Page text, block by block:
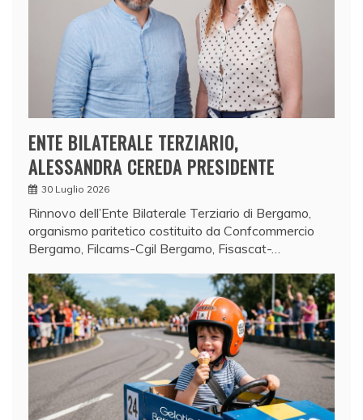
ENTE BILATERALE TERZIARIO,
ALESSANDRA CEREDA PRESIDENTE
30 Luglio 2026
Rinnovo dell’Ente Bilaterale Terziario di Bergamo,
organismo paritetico costituito da Confcommercio
Bergamo, Filcams-Cgil Bergamo, Fisascat-…